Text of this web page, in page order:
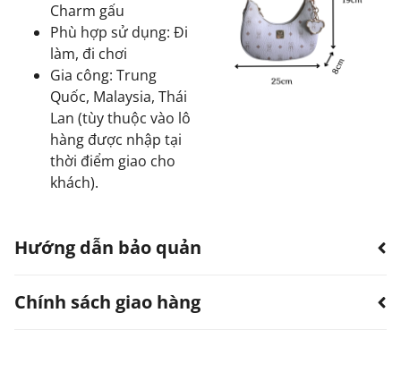
Charm gấu
Phù hợp sử dụng: Đi
làm, đi chơi
Gia công: Trung
Quốc, Malaysia, Thái
Lan (tùy thuộc vào lô
hàng được nhập tại
thời điểm giao cho
khách).
Hướng dẫn bảo quản
Hạn chế sản phẩm bị thấm nước.
Chính sách giao hàng